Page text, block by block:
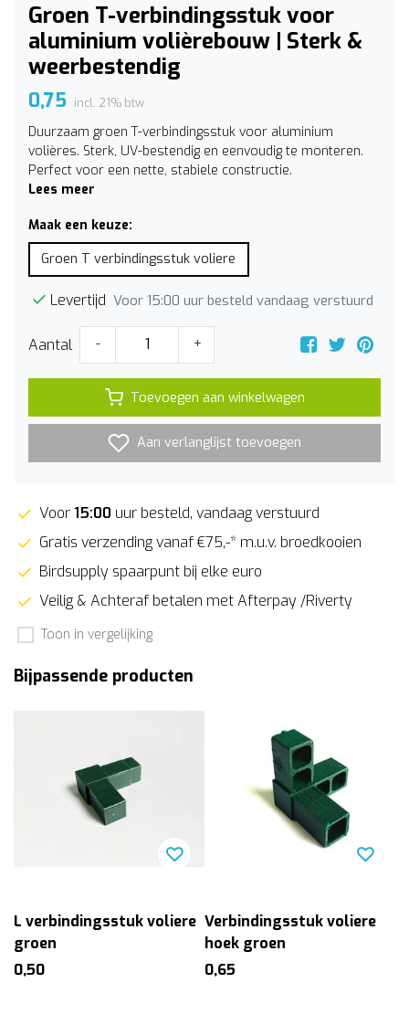
Groen T-verbindingsstuk voor
aluminium volièrebouw | Sterk &
weerbestendig
0,75 incl. 21% btw
Duurzaam groen T-verbindingsstuk voor aluminium
volières. Sterk, UV-bestendig en eenvoudig te monteren.
Perfect voor een nette, stabiele constructie.
Lees meer
Maak een keuze:
Groen T verbindingsstuk voliere
Levertijd Voor 15:00 uur besteld vandaag verstuurd
Aantal - +
Toevoegen aan winkelwagen
Aan verlanglijst toevoegen
Voor 15:00 uur besteld, vandaag verstuurd
Gratis verzending vanaf €75,-* m.u.v. broedkooien
Birdsupply spaarpunt bij elke euro
Veilig & Achteraf betalen met Afterpay /Riverty
Toon in vergelijking
Bijpassende producten
L verbindingsstuk voliere
groen
0,50
Verbindingsstuk voliere
hoek groen
0,65